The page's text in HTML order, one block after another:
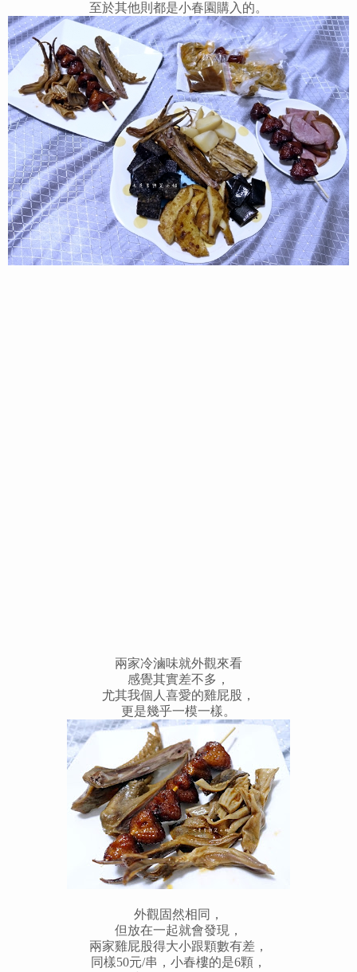
至於其他則都是小春園購入的。
兩家冷滷味就外觀來看
感覺其實差不多，
尤其我個人喜愛的雞屁股，
更是幾乎一模一樣。
外觀固然相同，
但放在一起就會發現，
兩家雞屁股得大小跟顆數有差，
同樣50元/串，小春樓的是6顆，